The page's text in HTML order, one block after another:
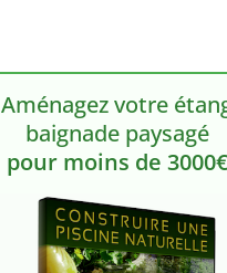
Aménagez votre
baignade paysagé
pour moins de 3000€